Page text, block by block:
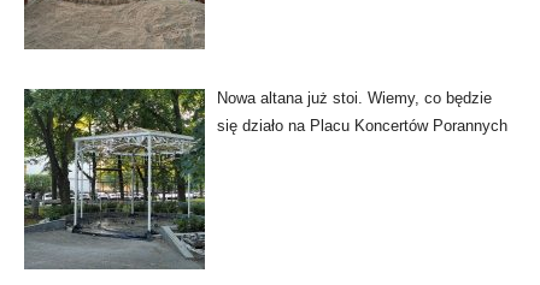
Nowa altana już stoi. Wiemy, co będzie
się działo na Placu Koncertów Porannych